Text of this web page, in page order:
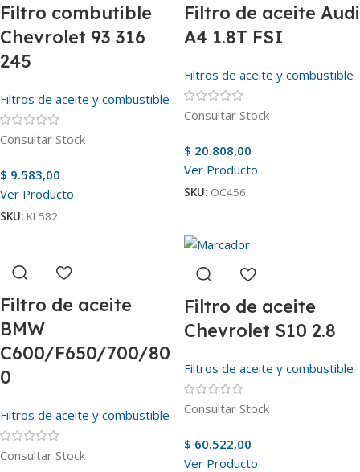
Filtro combutible
Chevrolet 93 316
245
Filtros de aceite y combustible
Consultar Stock
$ 9.583,00
Ver Producto
SKU: KL582
Filtro de aceite Audi
A4 1.8T FSI
Filtros de aceite y combustible
Consultar Stock
$ 20.808,00
Ver Producto
SKU: OC456
Filtro de aceite
BMW
C600/F650/700/80
0
Filtros de aceite y combustible
Consultar Stock
Filtro de aceite
Chevrolet S10 2.8
Filtros de aceite y combustible
Consultar Stock
$ 60.522,00
Ver Producto